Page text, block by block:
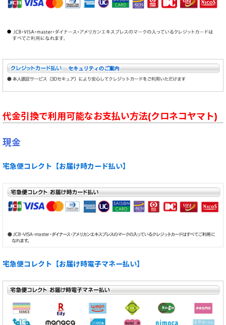
代金引換で利用可能なお支払い方法(クロネコヤマト)
現金
宅急便コレクト【お届け時カード払い】
宅急便コレクト【お届け時電子マネー払い】